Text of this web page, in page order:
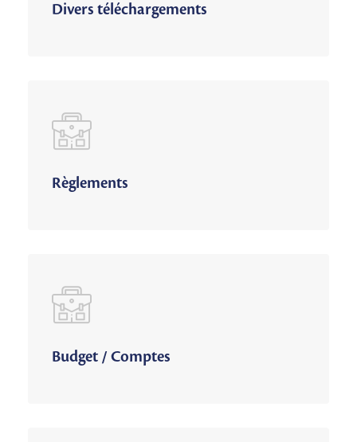
Divers téléchargements
Règlements
Budget / Comptes